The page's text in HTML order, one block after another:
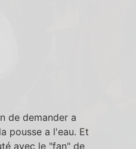
de demander a
pousse a l'eau. Et
avec le "fan" de